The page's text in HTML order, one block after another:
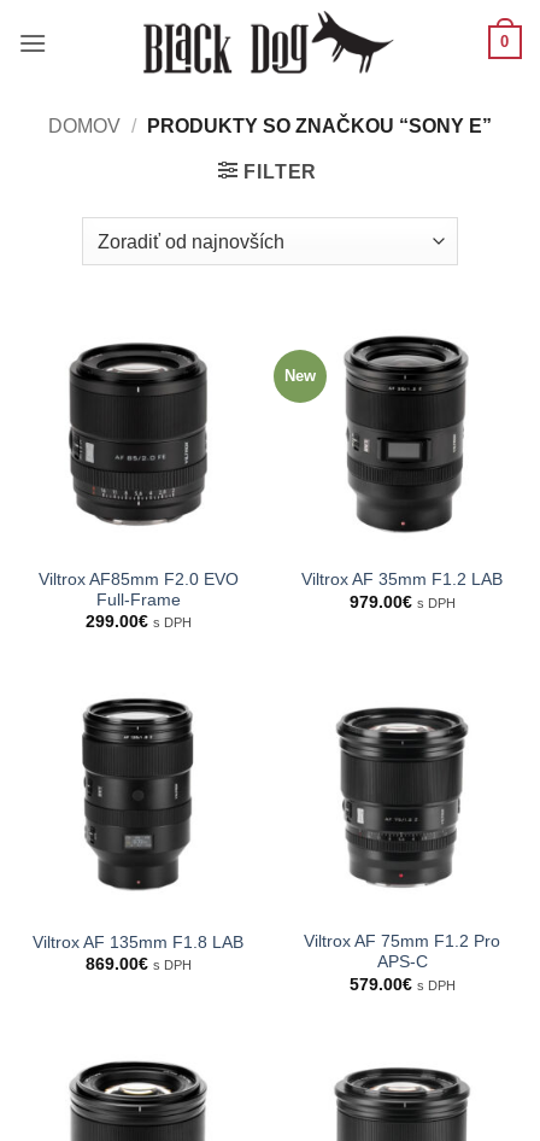
0
DOMOV / PRODUKTY SO ZNAČKOU “SONY E”
FILTER
Viltrox AF85mm F2.0 EVO
Full-Frame
299.00€ s DPH
New
Viltrox AF 35mm F1.2 LAB
979.00€ s DPH
Viltrox AF 135mm F1.8 LAB
869.00€ s DPH
Viltrox AF 75mm F1.2 Pro
APS-C
579.00€ s DPH